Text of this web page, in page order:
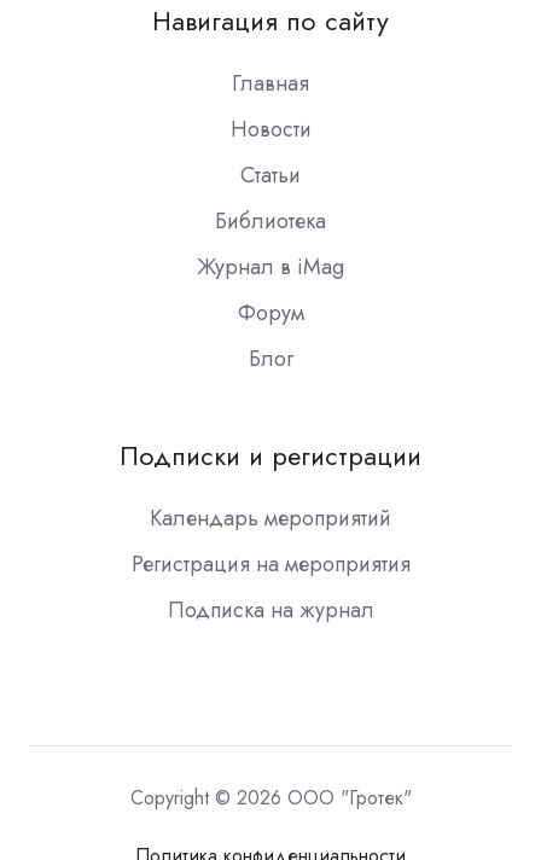
Slack
Навигация по сайту
Главная
Новости
Статьи
Библиотека
Журнал в iMag
Форум
Блог
Подписки и регистрации
Календарь мероприятий
Регистрация на мероприятия
Подписка на журнал
Copyright © 2026 ООО "Гротек"